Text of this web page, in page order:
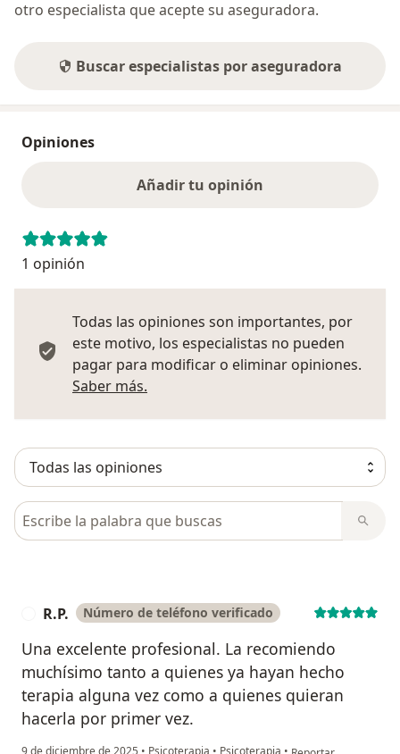
otro especialista que acepte su aseguradora.
Buscar especialistas por aseguradora
Opiniones
Añadir tu opinión
1 opinión
Todas las opiniones son importantes, por
este motivo, los especialistas no pueden
pagar para modificar o eliminar opiniones.
Saber más.
Busca en opiniones
R.P. Número de teléfono verificado
Una excelente profesional. La recomiendo
muchísimo tanto a quienes ya hayan hecho
terapia alguna vez como a quienes quieran
hacerla por primer vez.
en opinión del usuario